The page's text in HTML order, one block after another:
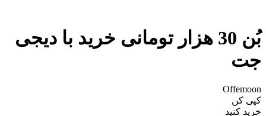
بُن 30 هزار تومانی خرید با دیجی
جت
Offemoon
کپی کن
خرید کنید